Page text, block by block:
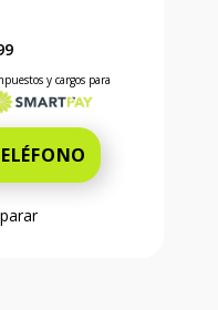
and 99 cents
y cargos para